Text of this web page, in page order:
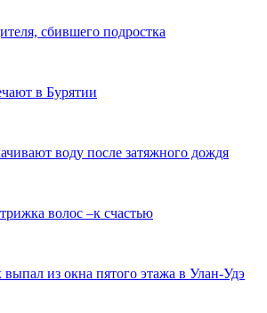
сбившего подростка
в Бурятии
воду после затяжного дождя
волос –к счастью
из окна пятого этажа в Улан-Удэ